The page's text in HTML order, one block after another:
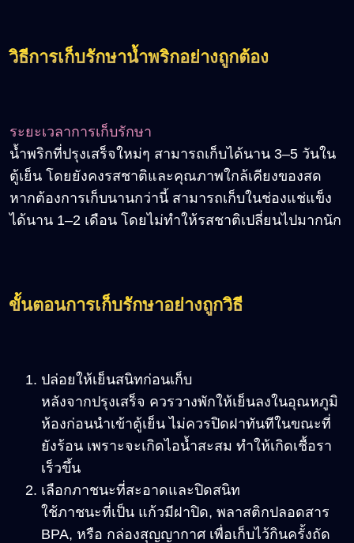
วิธีการเก็บรักษาน้ำพริกอย่างถูกต้อง
ระยะเวลาการเก็บรักษา
น้ำพริกที่ปรุงเสร็จใหม่ๆ สามารถเก็บได้นาน 3–5 วันใน
ตู้เย็น โดยยังคงรสชาติและคุณภาพใกล้เคียงของสด
หากต้องการเก็บนานกว่านี้ สามารถเก็บในช่องแช่แข็ง
ได้นาน 1–2 เดือน โดยไม่ทำให้รสชาติเปลี่ยนไปมากนัก
ขั้นตอนการเก็บรักษาอย่างถูกวิธี
ปล่อยให้เย็นสนิทก่อนเก็บ
หลังจากปรุงเสร็จ ควรวางพักให้เย็นลงในอุณหภูมิ
ห้องก่อนนำเข้าตู้เย็น ไม่ควรปิดฝาทันทีในขณะที่
ยังร้อน เพราะจะเกิดไอน้ำสะสม ทำให้เกิดเชื้อรา
เร็วขึ้น
เลือกภาชนะที่สะอาดและปิดสนิท
ใช้ภาชนะที่เป็น แก้วมีฝาปิด, พลาสติกปลอดสาร
BPA, หรือ กล่องสุญญากาศ เพื่อเก็บไว้กินครั้งถัด